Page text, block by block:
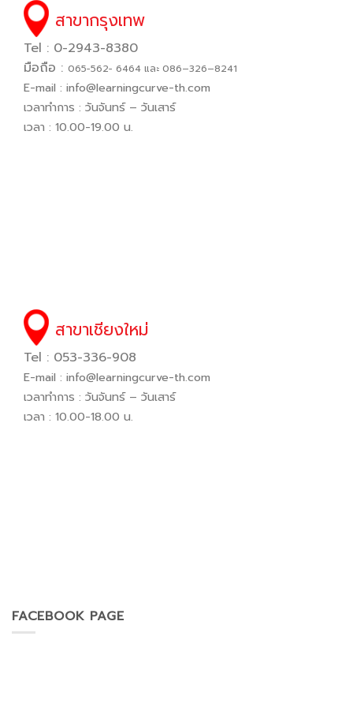
สาขากรุงเทพ
Tel : 0-2943-8380
มือถือ : 065−562− 6464 และ 086–326–8241
E-mail : info@learningcurve-th.com
เวลาทำการ : วันจันทร์ – วันเสาร์
เวลา : 10.00-19.00 น.
สาขาเชียงใหม่
Tel : 053-336-908
E-mail : info@learningcurve-th.com
เวลาทำการ : วันจันทร์ – วันเสาร์
เวลา : 10.00-18.00 น.
FACEBOOK PAGE